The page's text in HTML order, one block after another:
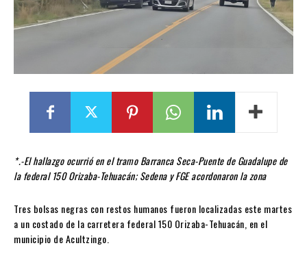
*.-El hallazgo ocurrió en el tramo Barranca Seca-Puente de Guadalupe de
la federal 150 Orizaba-Tehuacán; Sedena y FGE acordonaron la zona
Tres bolsas negras con restos humanos fueron localizadas este martes
a un costado de la carretera federal 150 Orizaba-Tehuacán, en el
municipio de Acultzingo.